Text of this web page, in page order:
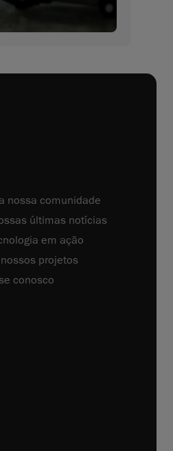
nossa comunidade
últimas notícias
em ação
projetos
conosco